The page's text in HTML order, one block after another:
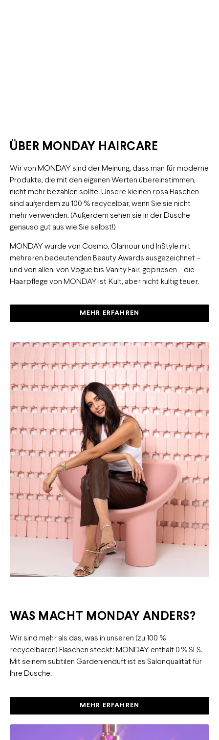
ÜBER MONDAY HAIRCARE
Wir von MONDAY sind der Meinung, dass man für moderne
Produkte, die mit den eigenen Werten übereinstimmen,
nicht mehr bezahlen sollte. Unsere kleinen rosa Flaschen
sind außerdem zu 100 % recycelbar, wenn Sie sie nicht
mehr verwenden. (Außerdem sehen sie in der Dusche
genauso gut aus wie Sie selbst!)
MONDAY wurde von Cosmo, Glamour und InStyle mit
mehreren bedeutenden Beauty Awards ausgezeichnet –
und von allen, von Vogue bis Vanity Fair, gepriesen – die
Haarpflege von MONDAY ist Kult, aber nicht kultig teuer.
MEHR ERFAHREN
WAS MACHT MONDAY ANDERS?
Wir sind mehr als das, was in unseren (zu 100 %
recycelbaren) Flaschen steckt: MONDAY enthält 0 % SLS.
Mit seinem subtilen Gardenienduft ist es Salonqualität für
Ihre Dusche.
MEHR ERFAHREN